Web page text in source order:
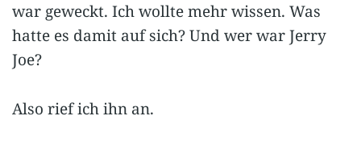
war geweckt. Ich wollte mehr wissen. Was
hatte es damit auf sich? Und wer war Jerry
Joe?
Also rief ich ihn an.